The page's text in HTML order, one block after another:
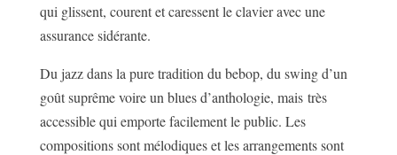
qui glissent, courent et caressent le clavier avec une
assurance sidérante.
Du jazz dans la pure tradition du bebop, du swing d’un
goût suprême voire un blues d’anthologie, mais très
accessible qui emporte facilement le public. Les
compositions sont mélodiques et les arrangements sont